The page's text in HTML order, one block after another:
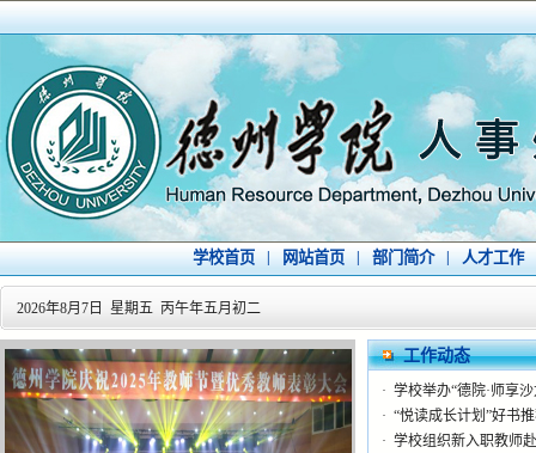
学校首页 网站首页 部门简介 人才工作
2026年8月7日 星期五 丙午年五月初二
工作动态
· 学校举办“德院·师享
· “悦读成长计划”好书
· 学校组织新入职教师